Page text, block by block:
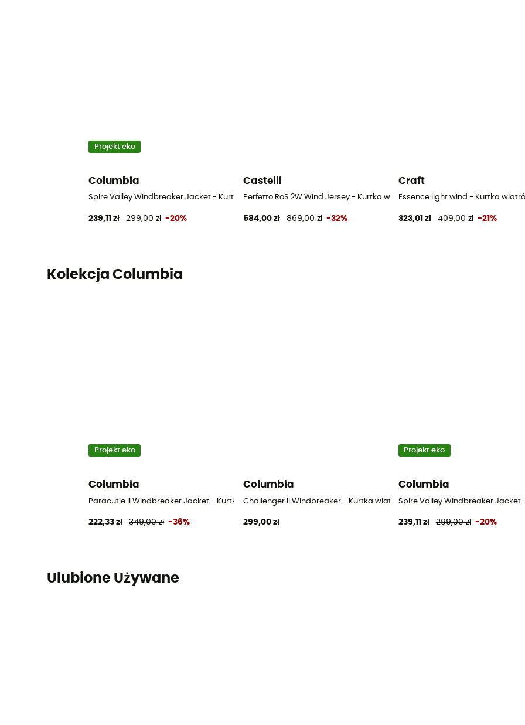
Projekt eko
Columbia
Spire Valley Windbreaker Jacket - Kurtka wiatrówka damska
239,11 zł 299,00 zł -20%
Castelli
Perfetto RoS 2W Wind Jersey - Kurtka wiatrówka rowerowa damska
584,00 zł 869,00 zł -32%
Craft
Essence light wind - Kurtka
323,01 zł 409,00 zł -21%
Kolekcja Columbia
Projekt eko
Columbia
Paracutie II Windbreaker Jacket - Kurtka wiatrówka damska
222,33 zł 349,00 zł -36%
Columbia
Challenger II Windbreaker - Kurtka wiatrówka damska
299,00 zł
Projekt eko
Columbia
Spire Valley Windbreaker
239,11 zł 299,00 zł -20%
Ulubione Używane